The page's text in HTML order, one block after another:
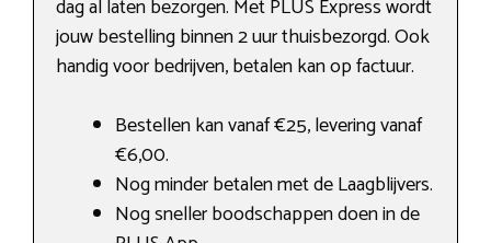
dag al laten bezorgen. Met PLUS Express wordt
jouw bestelling binnen 2 uur thuisbezorgd. Ook
handig voor bedrijven, betalen kan op factuur.
Bestellen kan vanaf €25, levering vanaf
€6,00.
Nog minder betalen met de Laagblijvers.
Nog sneller boodschappen doen in de